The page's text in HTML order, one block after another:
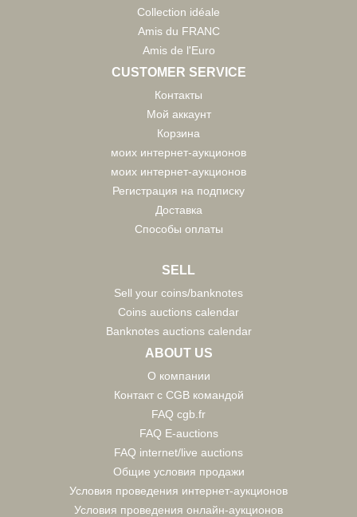
Collection idéale
Amis du FRANC
Amis de l'Euro
CUSTOMER SERVICE
Контакты
Мой аккаунт
Корзина
моих интернет-аукционов
моих интернет-аукционов
Регистрация на подписку
Доставка
Способы оплаты
SELL
Sell your coins/banknotes
Coins auctions calendar
Banknotes auctions calendar
ABOUT US
О компании
Контакт с CGB командой
FAQ cgb.fr
FAQ E-auctions
FAQ internet/live auctions
Общие условия продажи
Условия проведения интернет-аукционов
Условия проведения онлайн-аукционов